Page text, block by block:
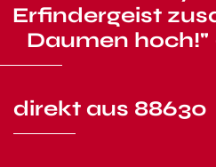
Erfindergeist
Daumen
direkt aus 88630